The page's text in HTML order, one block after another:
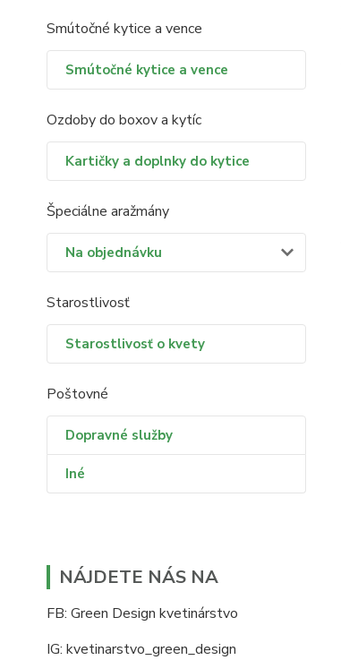
Smútočné kytice a vence
Smútočné kytice a vence
Ozdoby do boxov a kytíc
Kartičky a doplnky do kytice
Špeciálne aražmány
Na objednávku
Starostlivosť
Starostlivosť o kvety
Poštovné
Dopravné služby
Iné
NÁJDETE NÁS NA
FB: Green Design kvetinárstvo
IG: kvetinarstvo_green_design